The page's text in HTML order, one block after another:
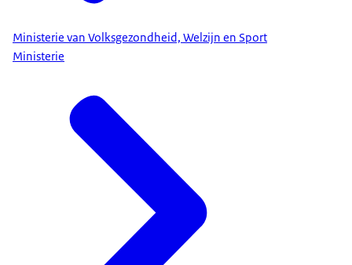
Ministerie van Volksgezondheid, Welzijn en Sport
Ministerie